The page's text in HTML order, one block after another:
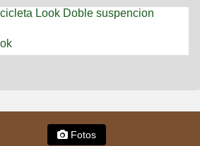
Fotos